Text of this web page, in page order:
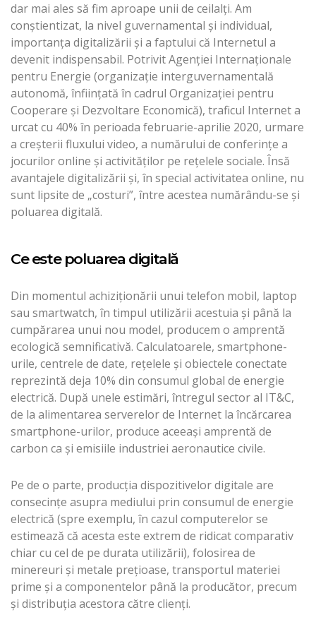
dar mai ales să fim aproape unii de ceilalți. Am
conștientizat, la nivel guvernamental și individual,
importanța digitalizării și a faptului că Internetul a
devenit indispensabil. Potrivit Agenției Internaționale
pentru Energie (organizație interguvernamentală
autonomă, înființată în cadrul Organizației pentru
Cooperare și Dezvoltare Economică), traficul Internet a
urcat cu 40% în perioada februarie-aprilie 2020, urmare
a creșterii fluxului video, a numărului de conferințe a
jocurilor online și activităților pe rețelele sociale. Însă
avantajele digitalizării și, în special activitatea online, nu
sunt lipsite de „costuri”, între acestea numărându-se și
poluarea digitală.
Ce este poluarea digitală
Din momentul achiziționării unui telefon mobil, laptop
sau smartwatch, în timpul utilizării acestuia și până la
cumpărarea unui nou model, producem o amprentă
ecologică semnificativă. Calculatoarele, smartphone-
urile, centrele de date, rețelele și obiectele conectate
reprezintă deja 10% din consumul global de energie
electrică. După unele estimări, întregul sector al IT&C,
de la alimentarea serverelor de Internet la încărcarea
smartphone-urilor, produce aceeași amprentă de
carbon ca și emisiile industriei aeronautice civile.
Pe de o parte, producția dispozitivelor digitale are
consecințe asupra mediului prin consumul de energie
electrică (spre exemplu, în cazul computerelor se
estimează că acesta este extrem de ridicat comparativ
chiar cu cel de pe durata utilizării), folosirea de
minereuri și metale prețioase, transportul materiei
prime și a componentelor până la producător, precum
și distribuția acestora către clienți.